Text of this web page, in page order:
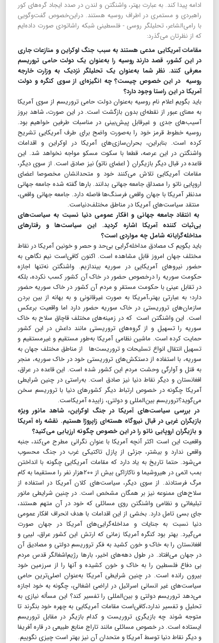
ادامه پیدا کند. به عبارت بهتر، واشنگتن و لندن در صدد ایجاد گره‌های کور
راهبردی و مستمری در اطراف روسیه هستند. دراین‌خصوص گفت‌و‌گویی
با رامی‌الشاعر، تحلیلگر روسی -‌ فلسطینی شبکه راشاتودی صورت داده‌ایم
که از نظرتان می‌گذرد:
مقامات آمریکایی مدعی هستند به سبب جنگ اوکراین و منازعات جاری
در این کشور، قصد دارند روسیه را به‌عنوان یک دولت حامی تروریسم
معرفی کنند. نظر شما به‌عنوان یک تحلیلگر نزدیک به وزارت خارجه
روسیه در این خصوص چیست؟ چه انگیزه‌ای از سوی کنگره و دولت
آمریکا در این راستا وجود دارد؟
باید بگویم اعلام نام روسیه به‌عنوان دولت حامی تروریسم از سوی آمریکا
به معنای عبور از نقطه‌ای بدون بازگشت است. در این صورت، شاهد بروز
آسیب‌های جدی و غیرقابل پیش‌بینی در مناسبات طرفین خواهیم بود.
روسیه خطوط قرمز خود را به‌صورت واضح برای طرف آمریکایی تشریح
کرده است. بنابراین، بحران‌سازی‌های آمریکا در اوکراین و اقدامات
واشنگتن در این عرصه، قطعا با سکوت مسکو مواجه نخواهد شد. این
قاعده در قبال دیگر بازیگران ( اعضای ناتو) نیز صادق است. از سوی دیگر،
مقامات آمریکایی تلاش می‌کنند خود و متحدانشان مخصوصا اعضای
اروپایی ناتو را مصداق جامعه جهانی بدانند. بارها گفته شده جامعه جهانی
مدنظر آمریکا با جهان واقعی فرسنگ‌ها فاصله دارد. جامعه جهانی واقعی،
منتقد سیاست‌های آمریکا در مناطق مختلف‌دنیاست.
به انتقاد جامعه جهانی و افکار عمومی دنیا نسبت به سیاست‌های
بی‌ثبات کننده آمریکا اشاره کردید. این سیاست‌ها و رفتارهای
مداخله‌گرایانه شامل چه مواردی است‌؟
باید بگویم ک مصادق مداخله‌گرایی بی‌حد و حصر و خونین آمریکا در نقاط
مختلف جهان امروز قابل مشاهده است. اکنون کافی‌است نیم نگاهی به
حضور نیروهای آمریکایی در سوریه بیندازیم. واشنگتن نه‌تنها اجازه
حکومت سوریه را درخصوص حضور در خاک آن کشور کسب نکرده، بلکه
در تقابل عینی با حکومت مستقر و مردم آن کشور در خاک سوریه حضور
دارد؛ به عبارتی بهتر،آمریکا به ‌صورت غیرقانونی و به بهانه از بین بردن
سازمان‌های تروریستی در خاک سوریه حضور دارد اما واقعیت برعکس
است. این واشنگتن است که در زمینه‌های مختلف قاچاق سلاح به خاک
سوریه را تسهیل و از گروه‌های تروریستی مانند داعش در این کشور
حمایت کرده است. ماشین نظامی آمریکا به‌طور مستقیم و غیرمستقیم و
تسهیل انتقال انواع تسلیحات و تروریست‌ها از مناطق مختلف جهان به
سوریه، با استفاده از دستکش‌های تروریستی خود در خاک سوریه، منجر
به قتل و آوارگی وحشت مردم این کشور شده است. این قاعده در عراق،
افغانستان و دیگر نقاط دنیا نیز صادق است. به‌راستی در چنین شرایطی
آمریکا چگونه در خصوص ارتباط دیگر کشورهای دنیا با تروریسم سخن
می‌گوید؟تروریسم بین‌المللی و دولتی، زاییده آمریکاست.
در بررسی سیاست‌های آمریکا در جنگ اوکراین، شاهد مانور ویژه
بازیگران غربی در قبال نیروگاه هسته‌ای زاپروژا هستیم. نقشه راه آمریکا
و بازیگران اروپایی ناتو را در این خصوص چگونه ارزیابی می‌کنید؟
واقعیت این است اکثر آنچه آمریکا با عنوان نگرانی مطرح می‌کند، جنبه‌
واقعی ندارد و بیشتر، جزئی از پازل تاکتیکی غرب در جنگ محسوب
می‌شود. حتما تاریخ به یاد دارد که مقامات آمریکایی چگونه با انداختن
بمب اتمی در هیروشیما و ناکازاکی بیش از ۲۰۰هزار نفر را مستقیما به کام
مرگ فرستادند. از سوی دیگر، سیاست‌های کلان آمریکا در استفاده از
سلاح‌های ممنوعه نیز بر همگان مشخص است. در چنین شرایطی مانور
تبلیغاتی و نظامی واشنگتن روی مسائلی که خود در آن متهم هستند،
جای بسی تامل دارد. بخشی از این اقدامات با هدف انحراف افکار عمومی
دنیا نسبت به جنایات و مداخله‌گرایی‌های آمریکا در جهان صورت
می‌گیرد. بهتر بود کنگره آمریکا زمانی که ارتش این کشور عراق، لیبی و
افغانستان را به خاک و خون کشید به فکر تروریسم دولتی و مصادیق آن
در جهان می‌افتاد. در طول دهه‌های اخیر، بارها رژیم‌اشغالگر قدس مردم
بی دفاع فلسطین را به خاک و خون کشیده و آنها را از سرزمین خود
بیرون رانده است. در چنین شرایطی آمریکا به‌عنوان اصلی‌ترین حامی
سیاست‌های غیر انسانی اسرائیل در اراضی اشغالی، چگونه به خود اجازه
می‌دهد تروریسم دولتی و بین‌المللی را تفسیر کند؟ این مسأله نیازی به
تحلیل و تفسیر ندارد،کافی‌است مقامات آمریکایی به چهره خود بنگرند تا
متوجه شوند چه بازیگری تروریست و کدام بازیگر در مقابل تروریسم
ایستاده است. در خصوص مسائلی مانند تاراج منابع طبیعی در قاره آفریفا
و دیگر نقاط دنیا توسط آمریکا و متحدان آن نیز بهتر است چیزی نگوییم.